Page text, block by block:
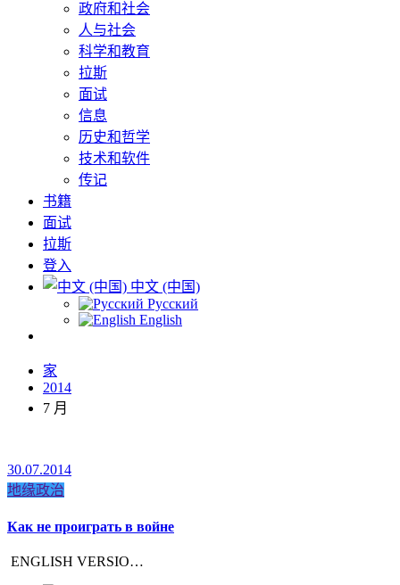
政府和社会
人与社会
科学和教育
拉斯
面试
信息
历史和哲学
技术和软件
传记
书籍
面试
拉斯
登入
中文 (中国)
Русский
English
家
2014
7 月
30.07.2014
地缘政治
Как не проиграть в войне
ENGLISH VERSIO…